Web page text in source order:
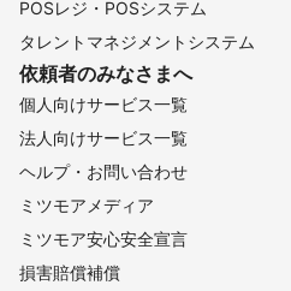
POSレジ・POSシステム
タレントマネジメントシステム
依頼者のみなさまへ
個人向けサービス一覧
法人向けサービス一覧
ヘルプ・お問い合わせ
ミツモアメディア
ミツモア安心安全宣言
損害賠償補償